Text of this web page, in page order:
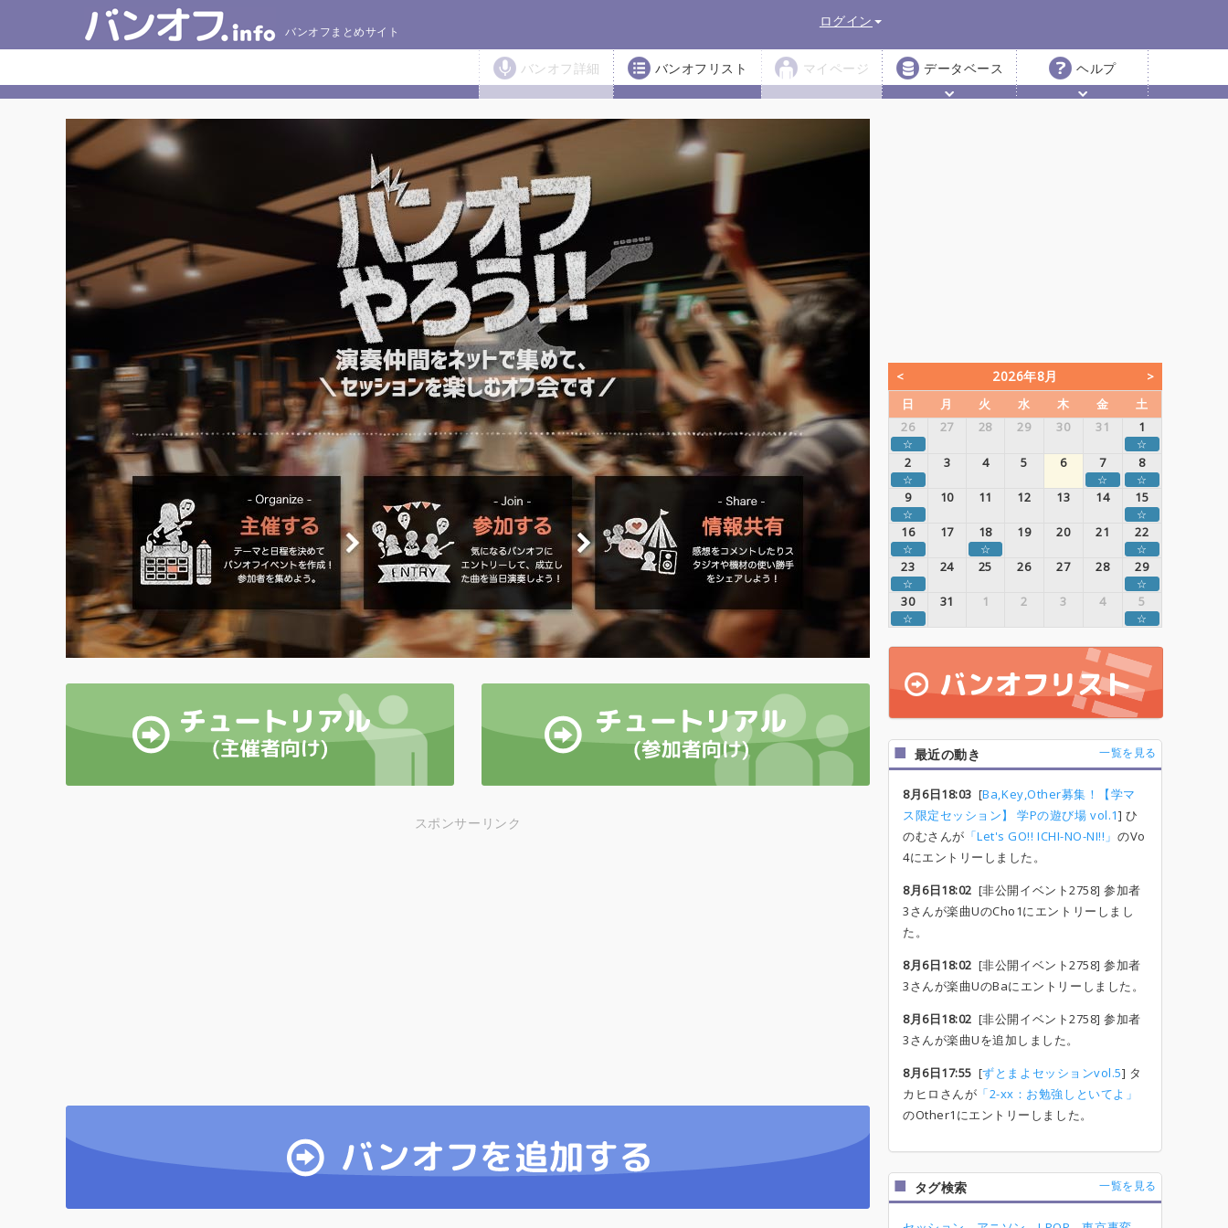
バンオフまとめサイト
ログイン
バンオフ詳細 バンオフリスト マイページ データベース ヘルプ
スポンサーリンク
2026年8月
日 月 火 水 木 金
土
26
27 28 29 30 31 1
☆ ☆
2 3 4 5 6 7 8
☆ ☆ ☆
9 10 11 12 13 14 15
☆ ☆
16 17 18 19 20 21 22
☆ ☆ ☆
23 24 25 26 27 28 29
☆ ☆
30 31 1 2 3 4 5
☆ ☆
最近の動き 一覧を見る
8月6日18:03 [Ba,Key,Other募集！【学マ
ス限定セッション】 学Pの遊び場 vol.1] ひ
のむさんが 「Let's GO!! ICHI-NO-NI!!」のVo
4にエントリーしました。
8月6日18:02 [非公開イベント2758] 参加者
3さんが楽曲UのCho1にエントリーしまし
た。
8月6日18:02 [非公開イベント2758] 参加者
3さんが楽曲UのBaにエントリーしました。
8月6日18:02 [非公開イベント2758] 参加者
3さんが楽曲Uを追加しました。
8月6日17:55 [ずとまよセッションvol.5] タ
カヒロさんが 「2-xx：お勉強しといてよ」
のOther1にエントリーしました。
タグ検索 一覧を見る